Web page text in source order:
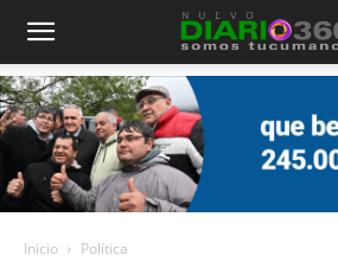
Diario
360
Inicio Política